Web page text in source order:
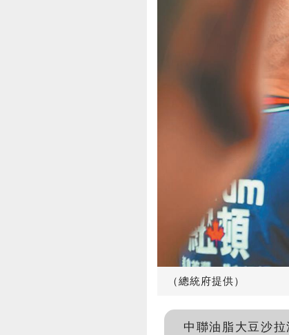
（總統府提供）
中聯油脂大豆沙拉